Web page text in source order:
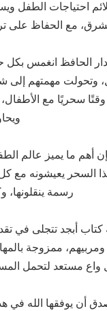
احتياجات الطفل
مع الحفاظ على
الحافظ انغمس
وتحولت مهمتهم إلى
سحريًا مع
أهم ما يميز عالم
السحر يعيشونه مع
رسمة
أبجد تتجلى في
ومربيهم، ممزوجة
مستعد لتحمل
أن يوفقها الله في